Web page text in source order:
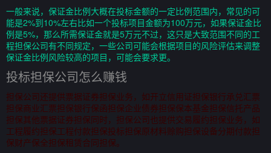
一般来说，保证金比例大概在投标金额的一定比例范围内，常见的可
能是2%到10%左右比如一个投标项目金额为100万元，如果保证金比
例是5%，那么所需保证金就是5万元不过，这只是大致范围不同的工
程担保公司有不同规定，一些公司可能会根据项目的风险评估来调整
保证金比例风险较高的项目，可能会要求更。
投标担保公司怎么赚钱
担保公司还提供票据证券担保业务，如开立信用证担保银行承兑汇票
担保商业汇票担保银行保函担保企业债券担保保本基金担保信托产品
担保其他票据证券担保同时，担保公司也提供交易履约担保业务，如
工程履约担保工程付款担保投标担保原材料赊购担保设备分期付款担
保财产保全担保租赁合同担保。